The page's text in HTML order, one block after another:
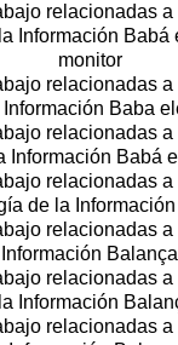
relacionadas a
Información Babá
monitor
relacionadas a
Baba
relacionadas a
Información Babá
relacionadas a
de la
relacionadas a
relacionadas a
Información
relacionadas a